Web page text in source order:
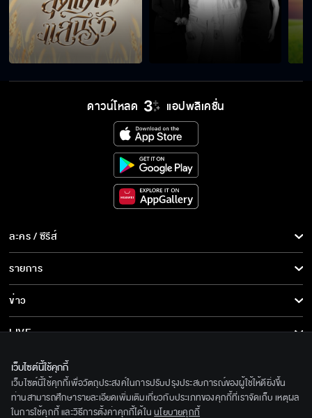
ดาวน์โหลด แอปพลิเคชั่น
ละคร / ซีรีส์
ละคร/ซีรีส์
ซีรีส์นานาชาติ
การ์ตูน & เกม
รายการ
รายการทั้งหมด
ข่าว
ข่าวทั้งหมด
ข่าวประชาสัมพันธ์
LIVE
เกี่ยวกับเรา
BEC World
รู้จักเรา
ติดตามเราได้ที่
เว็บไซต์นี้ใช้คุกกี้
เว็บไซต์นี้ใช้คุกกี้เพื่อวัตถุประสงค์ในการปรับปรุงประสบการณ์ของผู้ใช้ให้ดียิ่งขึ้น
ท่านสามารถศึกษารายละเอียดเพิ่มเติมเกี่ยวกับประเภทของคุกกี้ที่เราจัดเก็บ เหตุผล
ในการใช้คุกกี้ และวิธีการตั้งค่าคุกกี้ได้ใน นโยบายคุกกี้